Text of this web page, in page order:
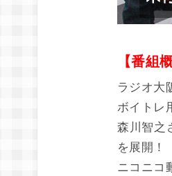
【番組
ラジオ大
ボイトレ
森川智之
を展開！
ニコニコ